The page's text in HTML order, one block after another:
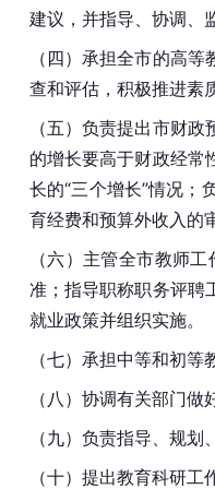
建议，并指导、协调、
（四）承担全市的高
查和评估，积极推进素
（五）负责提出市财
的增长要高于财政经常
长的“三个增长”情况；
育经费和预算外收入的
（六）主管全市教师
准；指导职称职务评聘
就业政策并组织实施。
（七）承担中等和初等
（八）协调有关部门做
（九）负责指导、规
（十）提出教育科研